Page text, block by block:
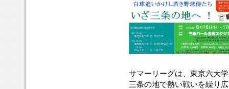
サマーリーグは、東京六大
三条の地で熱い戦いを繰り